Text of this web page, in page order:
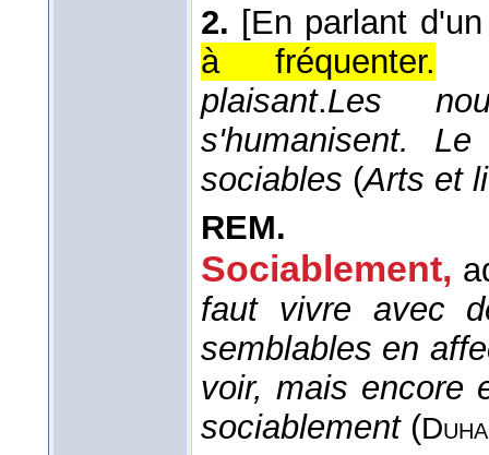
2. [En parlant
à fréquenter.
plaisant.Les
s'humanisent.
sociables (Arts et
REM.
Sociablement,
faut vivre avec
semblables en
voir, mais encore
sociablement(